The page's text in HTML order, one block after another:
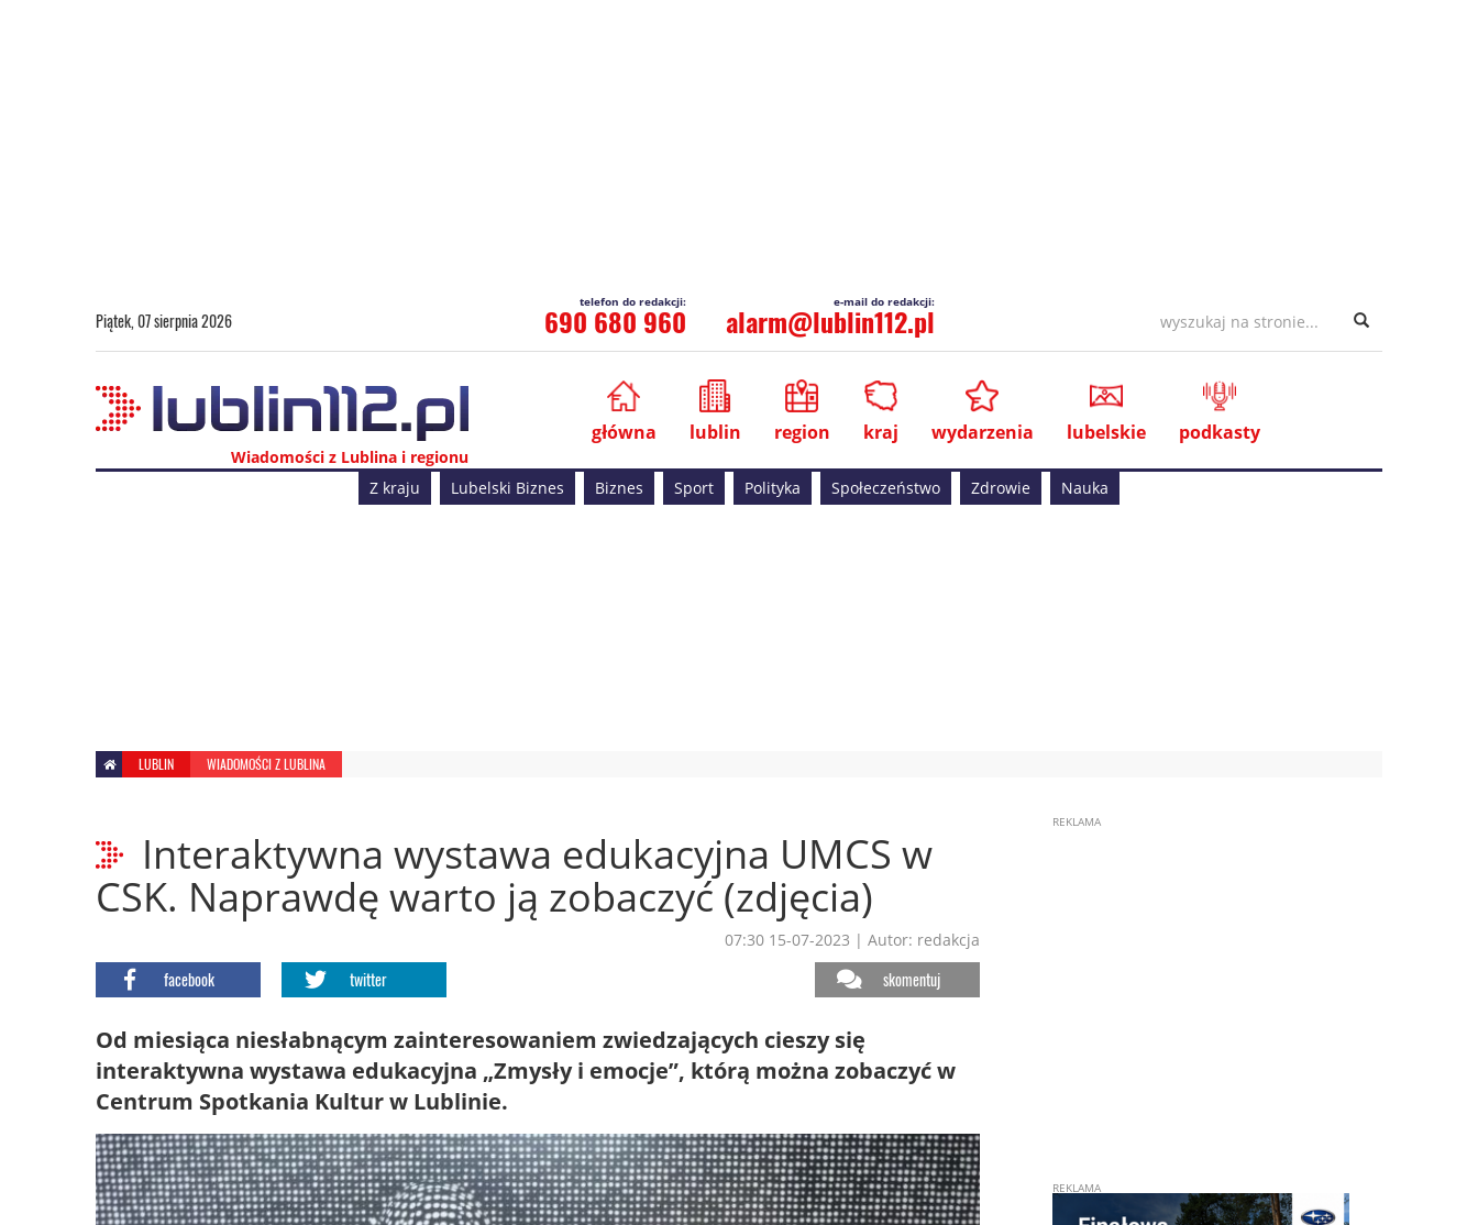
Piątek, 07 sierpnia 2026 690 680 960 alarm@lublin112.pl
Wiadomości z Lublina i regionu
główna lublin region kraj wydarzenia lubelskie podkasty
Z kraju Lubelski Biznes Biznes Sport Polityka Społeczeństwo Zdrowie Nauka
LUBLIN WIADOMOŚCI Z LUBLINA
Interaktywna wystawa edukacyjna UMCS w
CSK. Naprawdę warto ją zobaczyć (zdjęcia)
07:30 15-07-2023 | Autor: redakcja
facebook twitter skomentuj
Od miesiąca niesłabnącym zainteresowaniem zwiedzających cieszy się
interaktywna wystawa edukacyjna „Zmysły i emocje”, którą można zobaczyć w
Centrum Spotkania Kultur w Lublinie.